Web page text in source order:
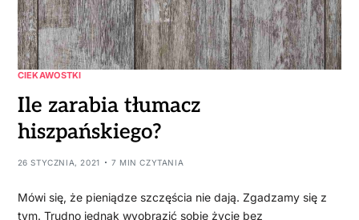
CIEKAWOSTKI
Ile zarabia tłumacz
hiszpańskiego?
26 STYCZNIA, 2021 7 MIN CZYTANIA
Mówi się, że pieniądze szczęścia nie dają. Zgadzamy się z
tym. Trudno jednak wyobrazić sobie życie bez